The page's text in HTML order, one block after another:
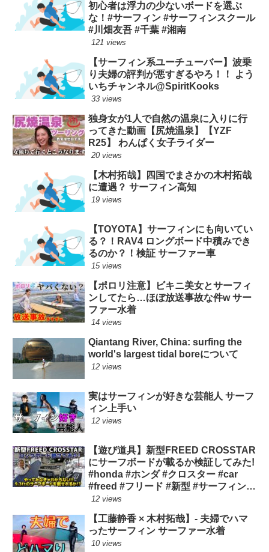
初心者は浮力の少ないボードを選ぶ
な！#サーフィン #サーフィンスクール
#川畑友吾 #千葉 #湘南
121 views
【サーフィン系ユーチューバー】波乗
り夫婦の評判が悪すぎるやろ！！ よう
いちチャンネル@SpiritKooks
33 views
独身女が1人で自然の温泉に入りに行
ってきた動画【尻焼温泉】【YZF
R25】 わんぱく女子ライダー
20 views
【木村拓哉】四国でまさかの木村拓哉
に遭遇？ サーフィン高知
19 views
【TOYOTA】サーフィンにも向いてい
る？！RAV4 ロングボード中積みでき
るのか？！検証 サーファー車
15 views
【ポロリ注意】ビキニ美女とサーフィ
ンしてたら…ほぼ放送事故な件w サー
ファー水着
14 views
Qiantang River, China: surfing the
world's largest tidal boreについて
12 views
実はサーフィンが好きな芸能人 サーフ
ィン上手い
12 views
【遊び道具】新型FREED CROSSTAR
にサーフボードが載るか検証してみた!
#honda #ホンダ #クロスター #car
#freed #フリード #新型 #サーフィン
ロングボード
12 views
【工藤静香 × 木村拓哉】- 夫婦でハマ
ったサーフィン サーファー水着
10 views